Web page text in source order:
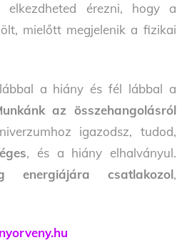
elkezdheted érezni, hogy a
mielőtt megjelenik a fizikai
a hiány és fél lábbal a
az összehangolásról
igazodsz, tudod,
, és a hiány elhalványul.
energiájára csatlakozol,